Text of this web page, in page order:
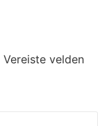
Vereiste velden